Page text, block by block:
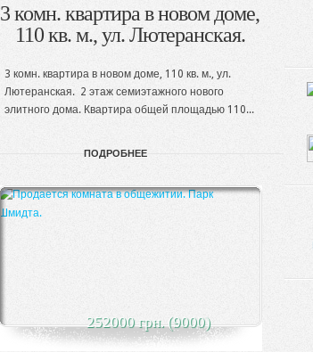
3 комн. квартира в новом доме,
110 кв. м., ул. Лютеранская.
3 комн. квартира в новом доме, 110 кв. м., ул.
Лютеранская. 2 этаж семиэтажного нового
элитного дома. Квартира общей площадью 110...
ПОДРОБНЕЕ
252000 грн. (9000)